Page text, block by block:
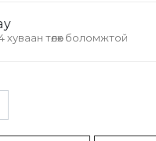
хуваан төлөх боломжтой